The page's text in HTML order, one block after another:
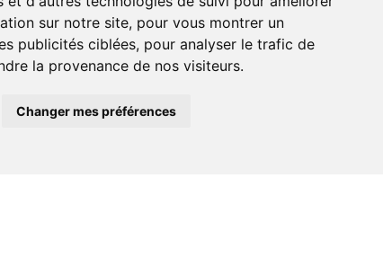
sur notre site, pour vous montrer un
publicités ciblées, pour analyser le trafic de
la provenance de nos visiteurs.
Changer mes préférences